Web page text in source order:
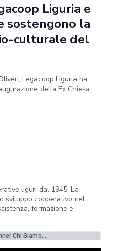
Liguria e
sostengono la
culturale del
Legacoop Liguria ha
della Ex Chiesa...
liguri dal 1945. La
sviluppo cooperativo nel
formazione e
Chi Siamo...